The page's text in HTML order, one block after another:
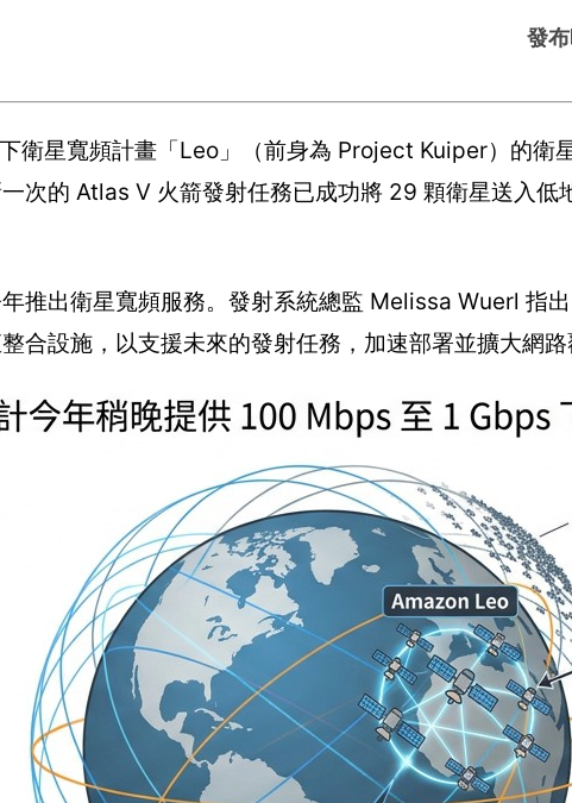
發
衛星寬頻計畫「Leo」（前身為 Project Kuiper）的衛
次的 Atlas V 火箭發射任務已成功將 29 顆衛星送入低
推出衛星寬頻服務。發射系統總監 Melissa Wuerl 指
合設施，以支援未來的發射任務，加速部署並擴大網路